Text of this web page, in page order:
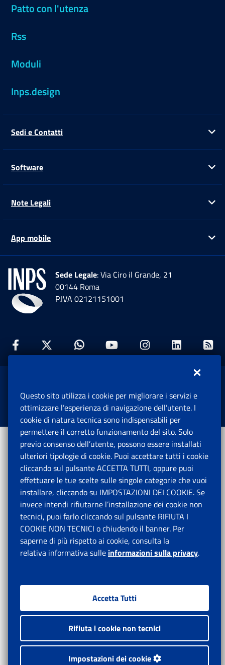
Patto con l'utenza
Rss
Moduli
Inps.design
Sedi e Contatti
Software
Note Legali
App mobile
Sede Legale: Via Ciro il Grande, 21
00144 Roma
P.IVA 02121151001
Facebook: Apre una nuova finestra
Twitter: Apre una nuova finestra
Whatsapp: Apre una nuova
Youtube: Apre una
Instagram:
Istituto Nazionale Previdenza Sociale.
Tutti i diritti riservati.
Questo sito utilizza i cookie per migliorare i servizi e
ottimizzare l’esperienza di navigazione dell’utente. I
cookie di natura tecnica sono indispensabili per
permettere il corretto funzionamento del sito. Solo
previo consenso dell’utente, possono essere installati
ulteriori tipologie di cookie. Puoi accettare tutti i cookie
cliccando sul pulsante ACCETTA TUTTI, oppure puoi
effettuare le tue scelte sulle singole categorie che vuoi
installare, cliccando su IMPOSTAZIONI DEI COOKIE. Se
invece intendi rifiutarne l’installazione dei cookie non
tecnici, puoi farlo cliccando sul pulsante RIFIUTA I
COOKIE NON TECNICI o chiudendo il banner. Per
saperne di più rispetto ai cookie, consulta la
relativa informativa sulle informazioni sulla privacy.
Accetta Tutti
Rifiuta i cookie non tecnici
Impostazioni dei cookie